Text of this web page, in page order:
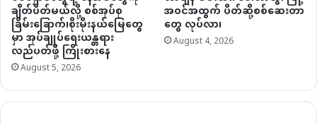
ချိတ်ပိတ်မယ်လို့ စစ်အုပ်စု
ခြိမ်းခြောက်၊စိုးမိုးနယ်မြေတွေ
မှာ အုပ်ချုပ်ရေးယန္တရား
လည်ပတ်ဖို့ ကြိုးစားနေ
August 5, 2026
အဝင်အထွက် ပိတ်ဆို့စစ်ဆေးတာ
တွေ လုပ်လာ၊
August 4, 2026